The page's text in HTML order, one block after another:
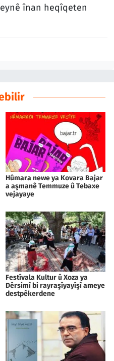
înan heqîqeten
Hûmara newe ya Kovara Bajar
a aşmanê Temmuze û Tebaxe
vejayaye
Festîvala Kultur û Xoza ya
Dêrsimî bi rayraşîyayîşî ameye
destpêkerdene